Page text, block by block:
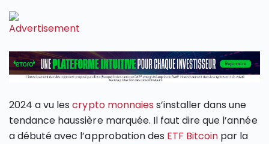
2024 a vu lescrypto monnaies s’installer dans une
tendance haussière marquée. Il faut dire que l’année
a débuté avec l’approbation des ETF Bitcoin par la